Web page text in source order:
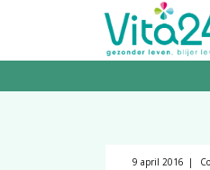
9 april 2016